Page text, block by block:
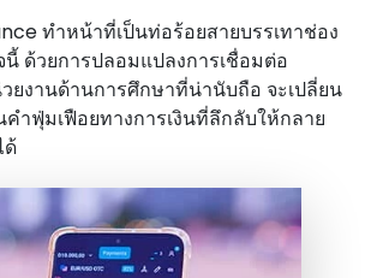
ทําหน้าที่เป็นท่อร้อยสายบรรเทาช่อง
นี้ ด้วยการปลอมแปลงการเชื่อมต่อ
ยงานด้านการศึกษาที่น่านับถือ จะเปลี่ยน
คําฟุ่มเฟือยทางการเงินที่ลึกลับให้กลาย
ด้